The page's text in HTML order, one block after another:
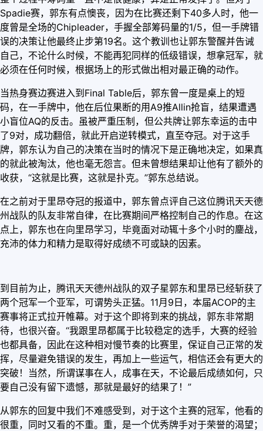
Spadie赛，郭东有点懊丧，因为在比赛还剩下40多人时，他一
度曾是全场的Chipleader，手握全部筹码量的1/5，但一手牌错
误的决策让他最终止步第19名。这个教训也让郭东警醒并告诫
自己，不论什么时候，不能再犯同样的低级错误，想拿冠军，就
必须在任何时候，根据场上的形式做出相对最正确的动作。
当热身赛边赛进入到Final Table后，郭东曾一度是桌上的短
码，在一手牌中，他在后位果断的用A9推Allin抢盲，结果遭遇
小盲位AQ的反击。虽被严重压制，但公共牌让郭东幸运的击中
了9对，成功翻倍，就此开启逆转模式，直至夺冠。对于这手
牌，郭东认为自己的决策在当时的情况下是正确地决定，如果真
的就此被淘汰，他也毫无怨言。但未曾想结果却让他有了额外的
收获，“这就是比赛，这就是扑克。”郭东总结说。
在之前对于里昂夺冠的报道中，郭东曾点评自己这位腾讯天天德
州战队的队友非常自律，在比赛期间严格控制自己的作息。在这
点上，郭东也在向里昂学习，毕竟面对动辄十多个小时的鏖战，
充沛的体力和精力是取得好成绩不可或缺的因素。
到目前为止，腾讯天天德州战队的双子星郭东和里昂已经斩获了
两个冠军一个亚军，可谓势头正猛。11月9日，本届ACOP的主
赛事将正式拉开帷幕。对于这个即将到来的挑战，郭东非常期
待，也很兴奋。“我跟里昂都属于比较稳定的选手，大赛的经验
也都具备，因此在这种相对慢节奏的比赛里，保证自己正常的发
挥，尽量避免错误的发生，再加上一些运气，相信还会有更大的
突破！当然，所谓谋事在人，成事在天，不论最后成绩如何，只
要自己没有留下遗憾，那就是最好的结果了！”
从郭东的回复中我们不难感受到，对于这个主赛的冠军，他看的
很重，同时又看的不重。重，是一个优秀牌手对于荣誉的渴望；